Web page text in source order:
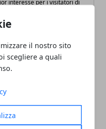
il nostro sito
scegliere a quali
interesse per i visitatori di
marketing.